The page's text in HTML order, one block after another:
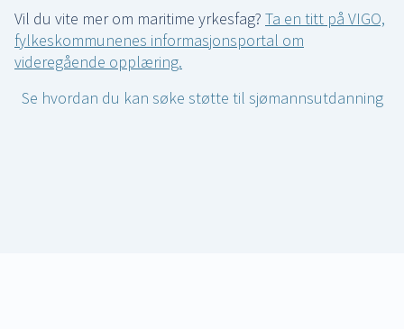
Vil du vite mer om maritime yrkesfag? Ta en titt på VIGO,
fylkeskommunenes informasjonsportal om
videregående opplæring.
Se hvordan du kan søke støtte til sjømannsutdanning